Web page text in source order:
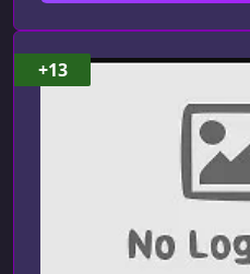
полноценные
курсеКурс посвящён
– популярному и
разработки
+13